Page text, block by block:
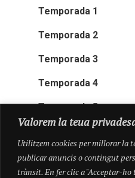
Valorem la teua
Utilitzem cookies per millorar la
publicar anuncis o contingut
trànsit. En fer clic a "Acceptar-ho
Temporada 1
Temporada 2
Temporada 3
Temporada 4
Temporada 5